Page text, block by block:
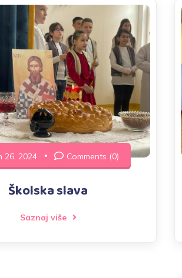
26, 2024 Comments (0)
Školska slava
Saznaj više